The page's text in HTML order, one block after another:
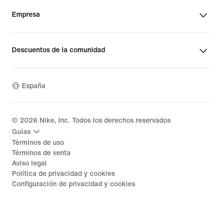
Empresa
Descuentos de la comunidad
España
© 2026 Nike, Inc. Todos los derechos reservados
Guías
Términos de uso
Términos de venta
Aviso legal
Política de privacidad y cookies
Configuración de privacidad y cookies